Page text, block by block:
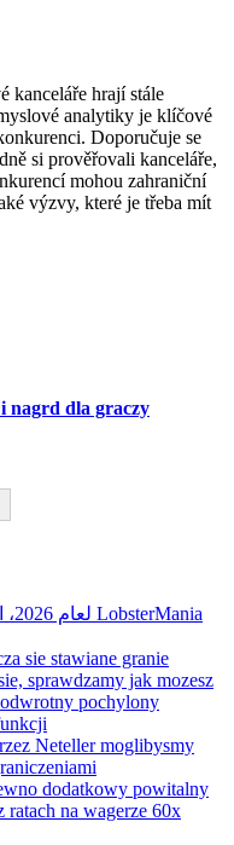
kanceláře hrají stále
analytiky je klíčové
Doporučuje se
si prověřovali kanceláře,
mohou zahraniční
výzvy, které je třeba mít
nagrd dla graczy
sie stawiane granie
sprawdzamy jak mozesz
pochylony
Neteller moglibysmy
dodatkowy powitalny
na wagerze 60x